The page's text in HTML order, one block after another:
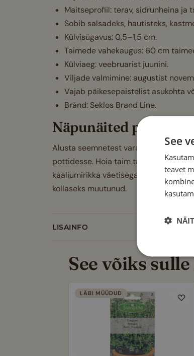
Maitseprofiil: terav, sidrunheina ja
Sobib salsadeks, hautisteks,
Külvisügavus: 0,5–1,5 cm.
Taimede vahekaugus: 60 cm
Külviaeg: veebruarist juunini.
Viljade valmimine: augustist
Vajab päikesepaistelist asukohta
Bränd: Seklos Brand Line.
Näpunäited parima
Alusta seemnetest varakult soojas
pottidesse. Hoia taim täispäikese
kaaliumirikka väetisega. Parima
kollaseks muutunud.
LISAINFO
See võiks
LÄBI MÜÜDUD
See
teavet